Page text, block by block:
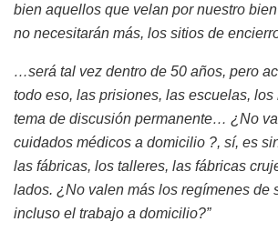
bien aquellos que velan por nuestro
no necesitarán más, los sitios de
…será tal vez dentro de 50 años, pero
todo eso, las prisiones, las escuelas,
tema de discusión permanente… ¿No
cuidados médicos a domicilio ?, sí, es
las fábricas, los talleres, las fábricas
lados. ¿No valen más los regímenes de
incluso el trabajo a domicilio?”